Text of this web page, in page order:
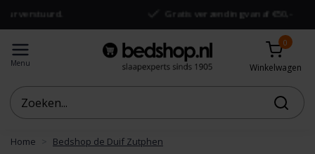
Gratis verzending vanaf €50,-
Menu
0
Winkelwagen
Home Bedshop de Duif Zutphen